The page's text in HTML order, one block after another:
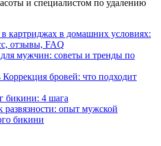
и специалистом по удалению
картриджах в домашних условиях:
отзывы, FAQ
мужчин: советы и тренды по
бровей: что подходит
бикини: 4 шага
развязности: опыт мужской
бикини